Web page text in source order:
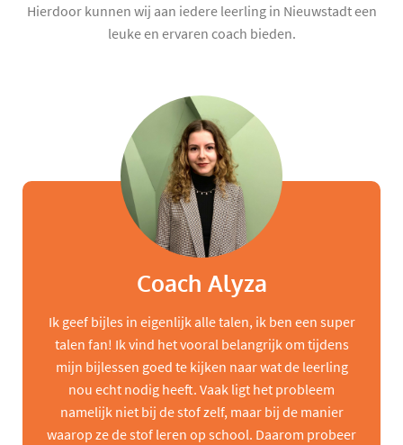
Hierdoor kunnen wij aan iedere leerling in Nieuwstadt een
leuke en ervaren coach bieden.
Coach Alyza
Ik geef bijles in eigenlijk alle talen, ik ben een super
talen fan! Ik vind het vooral belangrijk om tijdens
mijn bijlessen goed te kijken naar wat de leerling
nou echt nodig heeft. Vaak ligt het probleem
namelijk niet bij de stof zelf, maar bij de manier
waarop ze de stof leren op school. Daarom probeer